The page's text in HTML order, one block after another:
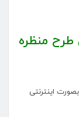
طرح منظره
اینترنتی